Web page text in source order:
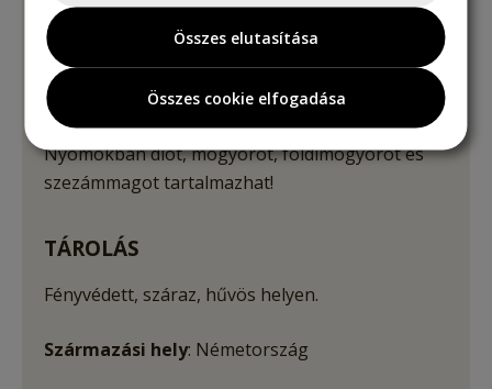
amelyből cukrok
0,9 g
Fehérje
3,5 g
Rost
8,1 g
Só
22,3 g
Nyomokban diót, mogyorót, földimogyorót és
szezámmagot tartalmazhat!
TÁROLÁS
Fényvédett, száraz, hűvös helyen.
Származási hely: Németország
Összes elutasítása
Összes cookie elfogadása